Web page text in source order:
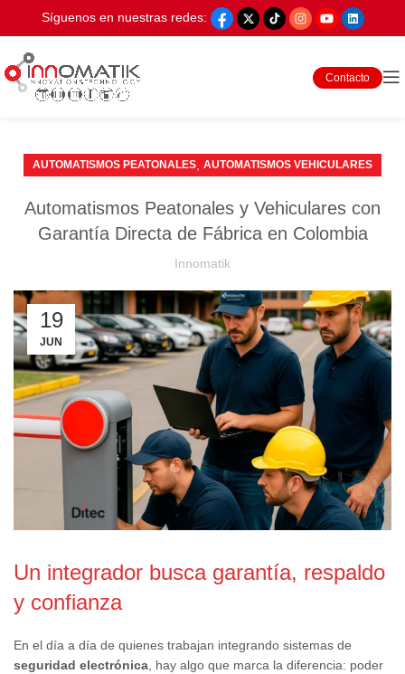
Síguenos en nuestras redes:
Contacto
AUTOMATISMOS PEATONALES AUTOMATISMOS VEHICULARES
Automatismos Peatonales y Vehiculares con
Garantía Directa de Fábrica en Colombia
Innomatik
19
JUN
Un integrador busca garantía, respaldo
y confianza
En el día a día de quienes trabajan integrando sistemas de
seguridad electrónica, hay algo que marca la diferencia: poder